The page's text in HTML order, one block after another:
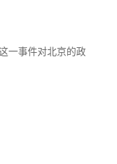
一事件对北京的政